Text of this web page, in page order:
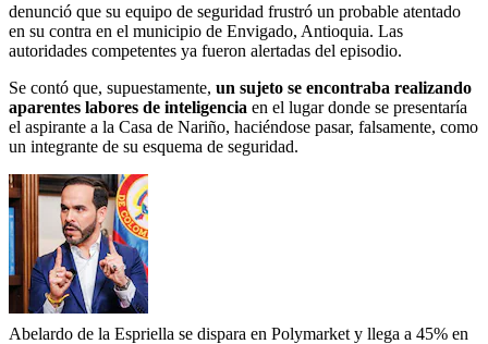
denunció que su equipo de seguridad frustró un probable atentado
en su contra en el municipio de Envigado, Antioquia. Las
autoridades competentes ya fueron alertadas del episodio.
Se contó que, supuestamente, un sujeto se encontraba realizando
aparentes labores de inteligencia en el lugar donde se presentaría
el aspirante a la Casa de Nariño, haciéndose pasar, falsamente, como
un integrante de su esquema de seguridad.
Abelardo de la Espriella se dispara en Polymarket y llega a 45% en